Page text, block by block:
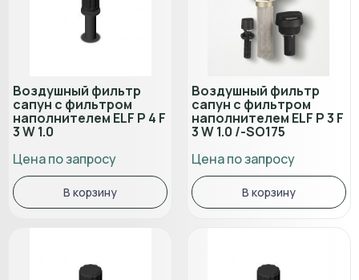
Воздушный фильтр
сапун с фильтром
наполнителем ELF P 4 F
3 W 1.0
Цена по запросу
В корзину
Воздушный фильтр
сапун с фильтром
наполнителем ELF P 3 F
3 W 1.0 /-SO175
Цена по запросу
В корзину